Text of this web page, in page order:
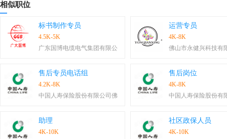
相似职位
标书制作专员
4.5K-5K
广东国博电缆电气集团有限公
运营专员
4K-8K
佛山市永健兴科技有
售后专员电话组
4.2K-8K
中国人寿保险股份有限公司佛
售后岗位
4K-8K
中国人寿保险股份有
助理
4K-10K
社区政保人员
4K-10K